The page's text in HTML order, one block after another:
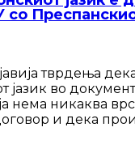
со
тврдења
јазик во
нема никаква
и дека